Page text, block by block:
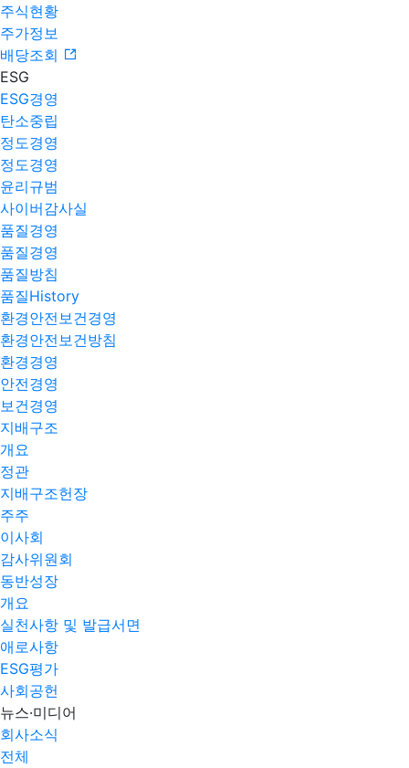
주식현황
주가정보
배당조회
ESG
ESG경영
탄소중립
정도경영
정도경영
윤리규범
사이버감사실
품질경영
품질경영
품질방침
품질History
환경안전보건경영
환경안전보건방침
환경경영
안전경영
보건경영
지배구조
개요
정관
지배구조헌장
주주
이사회
감사위원회
동반성장
개요
실천사항 및 발급서면
애로사항​
ESG평가
사회공헌
뉴스·미디어
회사소식
전체